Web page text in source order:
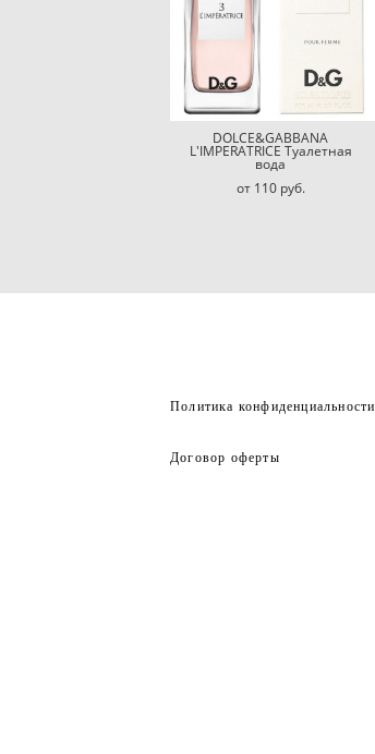
DOLCE&GABBANA
L'IMPERATRICE Туалетная
вода
от 110 pуб.
Политика конфиденциальности
Договор оферты